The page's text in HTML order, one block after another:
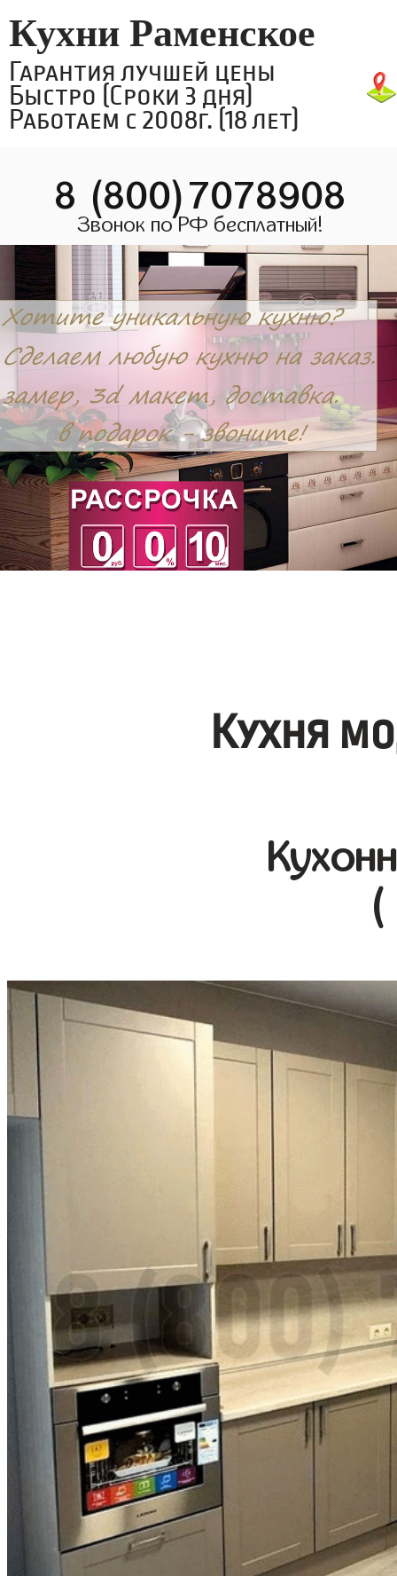
Кухни Раменское
Гарантия лучшей цены
Быстро (Сроки 3 дня)
Работаем с 2008г. (18 лет)
8 (800)7078908
Звонок по РФ бесплатный!
Кухня
(